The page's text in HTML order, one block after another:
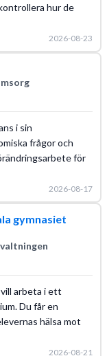
hur de
2026-08-23
i sin
frågor och
för
2026-08-17
gymnasiet
arbeta i ett
Du får en
hälsa mot
2026-08-21